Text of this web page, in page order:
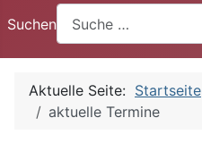
Suchen
Aktuelle Seite: Startseite
aktuelle Termine